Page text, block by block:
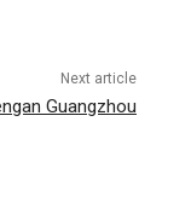
Next article
Guangzhou